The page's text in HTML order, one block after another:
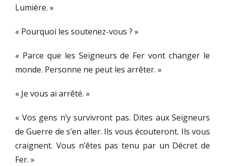
Lumière. »
« Pourquoi les soutenez-vous ? »
« Parce que les Seigneurs de Fer vont changer le
monde. Personne ne peut les arrêter. »
« Je vous ai arrêté. »
« Vos gens n’y survivront pas. Dites aux Seigneurs
de Guerre de s’en aller. Ils vous écouteront. Ils vous
craignent. Vous n’êtes pas tenu par un Décret de
Fer. »